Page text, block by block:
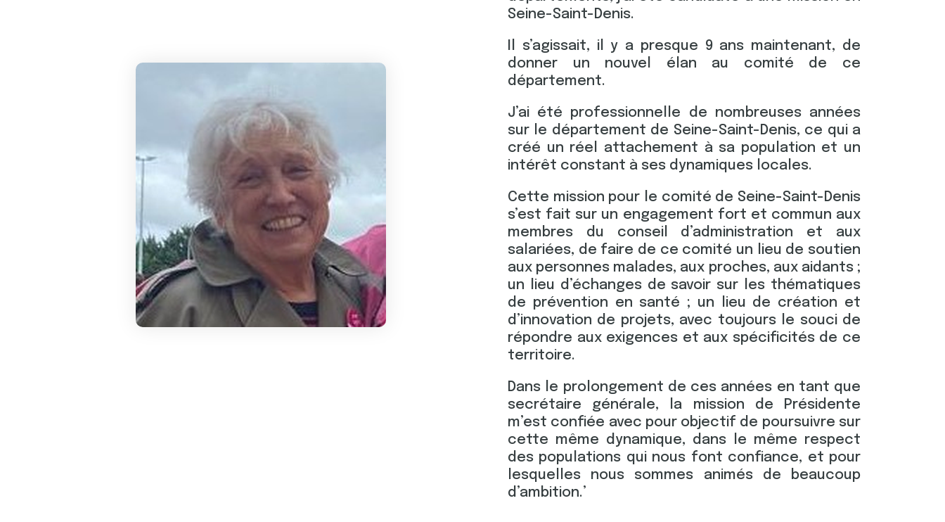
Seine-Saint-Denis.
Il s’agissait, il y a presque 9 ans maintenant, de
donner un nouvel élan au comité de ce
département.
J’ai été professionnelle de nombreuses années
sur le département de Seine-Saint-Denis, ce qui a
créé un réel attachement à sa population et un
intérêt constant à ses dynamiques locales.
Cette mission pour le comité de Seine-Saint-Denis
s’est fait sur un engagement fort et commun aux
membres du conseil d’administration et aux
salariées, de faire de ce comité un lieu de soutien
aux personnes malades, aux proches, aux aidants ;
un lieu d’échanges de savoir sur les thématiques
de prévention en santé ; un lieu de création et
d’innovation de projets, avec toujours le souci de
répondre aux exigences et aux spécificités de ce
territoire.
Dans le prolongement de ces années en tant que
secrétaire générale, la mission de Présidente
m’est confiée avec pour objectif de poursuivre sur
cette même dynamique, dans le même respect
des populations qui nous font confiance, et pour
lesquelles nous sommes animés de beaucoup
d’ambition.